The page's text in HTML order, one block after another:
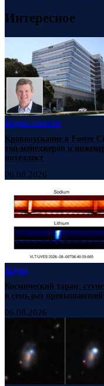
Интересное
НаукаНовости
Кровопускание в Foster
топ-менеджеров и
интеллект
06.08.2026
Наука
Космический таран:
в семь раз превышающей
06.08.2026